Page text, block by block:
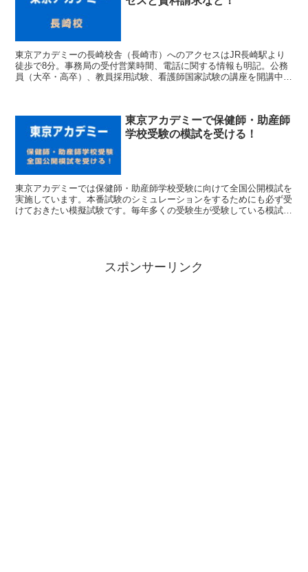
東京アカデミーの長崎校舎（長崎市）へのアクセスはJR長崎駅より
徒歩で8分。事務局の受付営業時間、電話に関する情報も明記。公務
員（大卒・高卒）、教員採用試験、看護師国家試験の講座を開講中。
東京アカデミーで保健師・助産師
学校受験の模試を受ける！
東京アカデミーでは保健師・助産師学校受験に向けて全国公開模試を
実施しています。本番試験のシミュレーションをするためにも必ず受
けておきたい模擬試験です。毎年多くの受験生が受験している模試の
スポンサーリンク